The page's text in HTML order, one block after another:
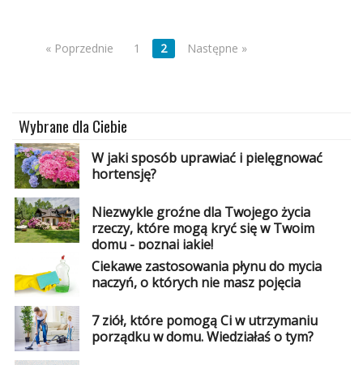
« Poprzednie 1 2 Następne »
Wybrane dla Ciebie
W jaki sposób uprawiać i pielęgnować
hortensję?
Niezwykle groźne dla Twojego życia
rzeczy, które mogą kryć się w Twoim
domu - poznaj jakie!
Ciekawe zastosowania płynu do mycia
naczyń, o których nie masz pojęcia
7 ziół, które pomogą Ci w utrzymaniu
porządku w domu. Wiedziałaś o tym?